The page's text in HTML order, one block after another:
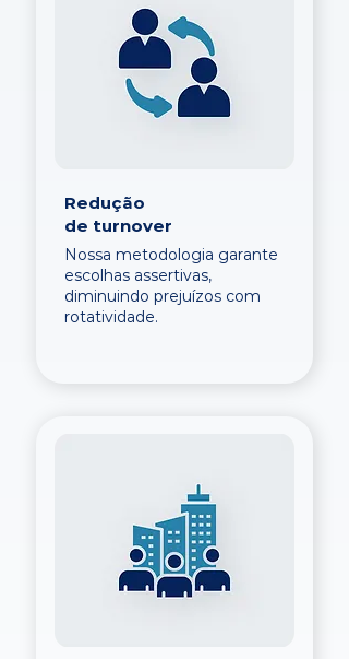
Redução
de turnover
Nossa metodologia garante
escolhas assertivas,
diminuindo prejuízos com
rotatividade.